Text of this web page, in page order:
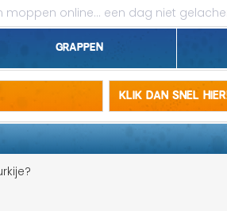
online... een dag niet
Grappen
Belgen grappen
Klik dan snel